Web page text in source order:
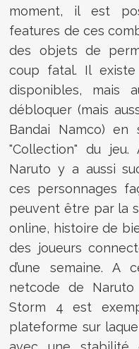
moment, il est
features de ces
des objets de
coup fatal. Il existe
disponibles, mais
débloquer (mais
Bandai Namco)
"Collection" du jeu.
Naruto y a aussi
ces personnages
peuvent être par la
online, histoire de
des joueurs
d’une semaine. A
netcode de Naruto
Storm 4 est
plateforme sur